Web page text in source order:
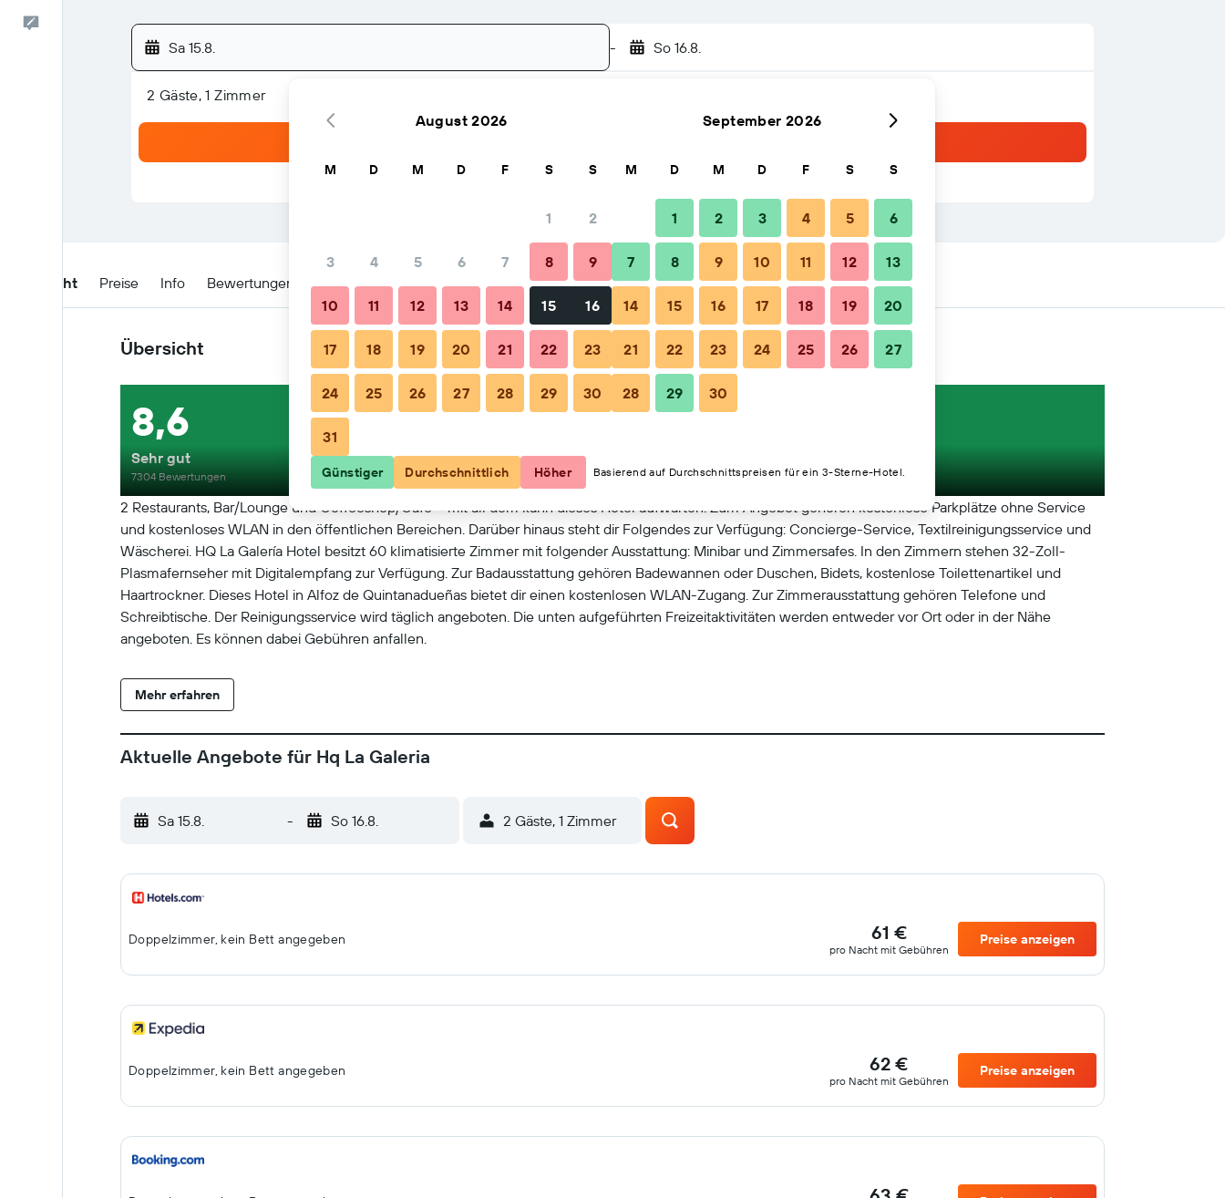
Sa 15.8. - So 16.8.
2 Gäste, 1 Zimmer
Übersicht Preise Info Bewertungen Lage Buchungszeitpunkt Tipps & häufige Fragen Unterkünfte in der Nähe
Übersicht
2 Restaurants, Bar/Lounge und Coffeeshop/Café – mit all dem kann dieses Hotel aufwarten. Zum Angebot gehören kostenlose Parkplätze ohne Service
und kostenloses WLAN in den öffentlichen Bereichen. Darüber hinaus steht dir Folgendes zur Verfügung: Concierge-Service, Textilreinigungsservice und
Wäscherei. HQ La Galería Hotel besitzt 60 klimatisierte Zimmer mit folgender Ausstattung: Minibar und Zimmersafes. In den Zimmern stehen 32-Zoll-
Plasmafernseher mit Digitalempfang zur Verfügung. Zur Badausstattung gehören Badewannen oder Duschen, Bidets, kostenlose Toilettenartikel und
Haartrockner. Dieses Hotel in Alfoz de Quintanadueñas bietet dir einen kostenlosen WLAN-Zugang. Zur Zimmerausstattung gehören Telefone und
Schreibtische. Der Reinigungsservice wird täglich angeboten. Die unten aufgeführten Freizeitaktivitäten werden entweder vor Ort oder in der Nähe
angeboten. Es können dabei Gebühren anfallen.
Mehr erfahren
8,6
Sehr gut
7304 Bewertungen
Kartenansicht
Aktuelle Angebote für Hq La Galeria
Sa 15.8. - So 16.8. 2 Gäste, 1 Zimmer
Doppelzimmer, kein Bett angegeben 61 €
pro Nacht mit Gebühren
Preise anzeigen
Doppelzimmer, kein Bett angegeben 62 €
pro Nacht mit Gebühren
Preise anzeigen
August 2026
M D M D F S S
1 2
3 4 5 6 7 8 9
10 11 12 13 14 15 16
17 18 19 20 21 22 23
24 25 26 27 28 29 30
31
September 2026
M D M D F S S
1 2 3 4 5 6
7 8 9 10 11 12 13
14 15 16 17 18 19 20
21 22 23 24 25 26 27
28 29 30
Günstiger Durchschnittlich Höher Basierend auf Durchschnittspreisen für ein 3-Sterne-Hotel.